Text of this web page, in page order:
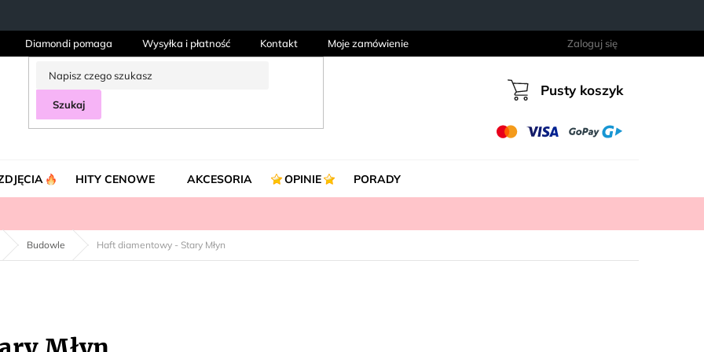
Diamondi pomaga Wysyłka i płatność Kontakt Moje zamówienie Zaloguj się
Szukaj Koszyk
Pusty koszyk
HITY CENOWE AKCESORIA OPINIE PORADY
Budowle Haft diamentowy - Stary Młyn